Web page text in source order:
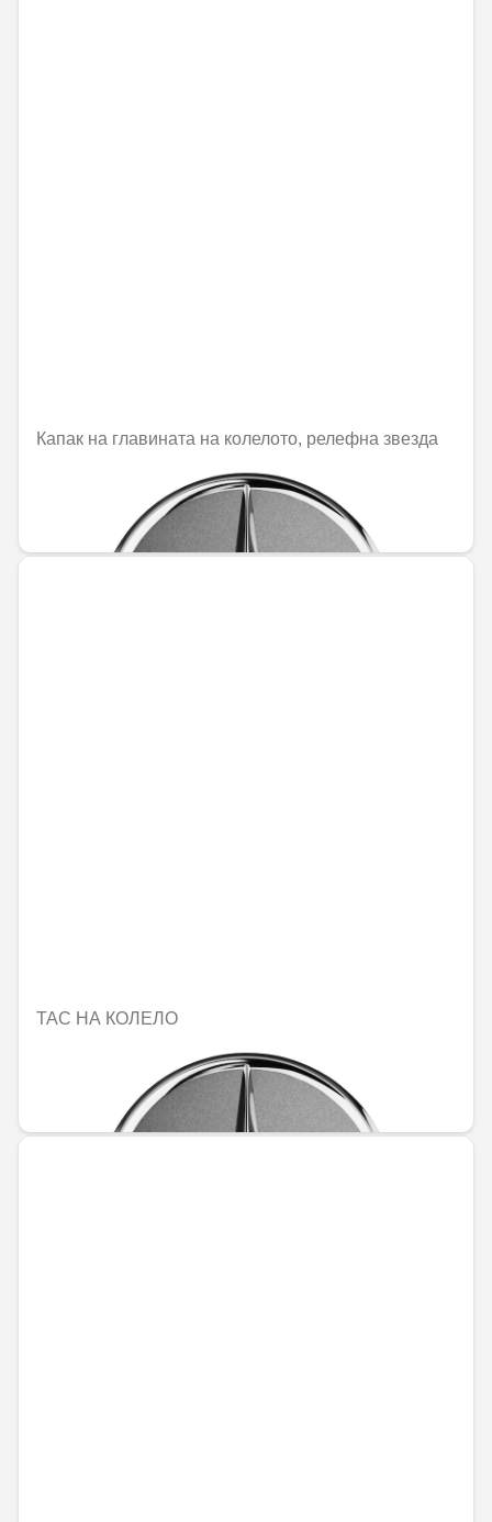
Капак на главината на колелото, релефна звезда
31,51 € / 61,63 лв.
ТАС НА КОЛЕЛО
25,21 € / 49,31 лв.